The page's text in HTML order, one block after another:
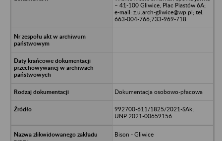
– 41-100 Gliwice, Plac Piastów 6A;
e-mail: z.u.arch-gliwice@wp.pl; tel.
663-004-766;733-969-718
Dokumentacja osobowo-płacowa
992700-611/1825/2021-SAk;
UNP:2021-00659156
Bison - Gliwice